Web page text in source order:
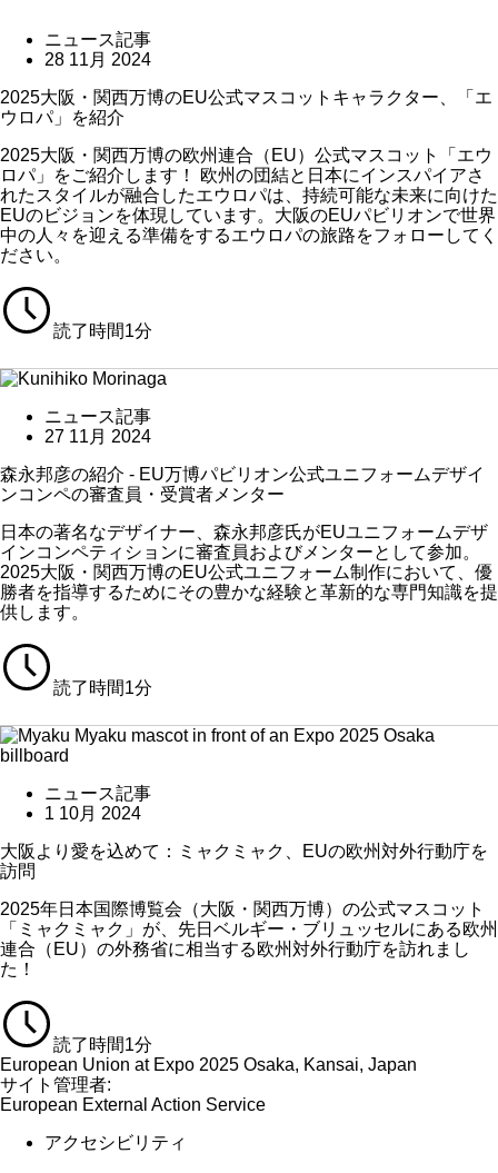
ニュース記事
28 11月 2024
​​2025大阪・関西万博のEU公式マスコットキャラクター、「エ
ウロパ」を紹介​
​​2025大阪・関西万博の欧州連合（EU）公式マスコット「エウ
ロパ」をご紹介します！​ ​​欧州の団結と日本にインスパイアさ
れたスタイルが融合したエウロパは、持続可能な未来に向けた
EUのビジョンを体現しています。大阪のEUパビリオンで世界
中の人々を迎える準備をするエウロパの旅路をフォローしてく
ださい。​
読了時間1分
ニュース記事
27 11月 2024
​​森永邦彦​​の紹介​ - EU​万博パビリオン公式​​ユニフォームデザイ
ンコンペ​​の審査員・​​受賞​​者​​メンター​
日本の著名なデザイナー、森永邦彦氏がEUユニフォームデザ
インコンペティションに審査員およびメンターとして参加。
2025大阪・関西万博のEU公式ユニフォーム制作において、優
勝者を指導するためにその豊かな経験と革新的な専門知識を提
供します。
読了時間1分
ニュース記事
1 10月 2024
大阪より愛を込めて：ミャクミャク、EUの欧州対外行動庁を
訪問
2025年日本国際博覧会（大阪・関西万博）の公式マスコット
「ミャクミャク」が、先日ベルギー・ブリュッセルにある欧州
連合（EU）の外務省に相当する欧州対外行動庁を訪れまし
た！
読了時間1分
European Union at Expo 2025 Osaka, Kansai, Japan
サイト管理者:
European External Action Service
アクセシビリティ